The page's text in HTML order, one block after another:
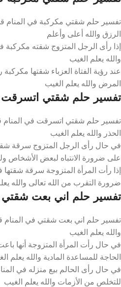
تفسير حلم شقتي مكركبة في المنام
الرزق والله أعلى وأعلم
إذا رأى الرجل المتزوج شقته مكركبة
والله يعلم الغيب
عند رؤية الفتاة العزباء شقتها
المرض والله يعلم الغيب
تفسير حلم شقتي اتسرقت
تفسير حلم شقتي اتسرقت في
الحذر والله يعلم الغيب
في حال رأى الرجل المتزوج سرقة
على ضرورة الانتباه لبعض الأشخاص
إذا رأت المرأة المتزوجة سرقة
ضرورة التقرب من الله تعالى والله
تفسير حلم اني بعت شقتي
تفسير حلم اني بعت شقتي في المنام
والله يعلم الغيب
في حال رأت المرأة المتزوجة أنها
الحاجة للمساعدة المادية والله يعلم
في حال رأى الحالم بيع منزله في
للتخلص من الأزمات والله يعلم الغيب